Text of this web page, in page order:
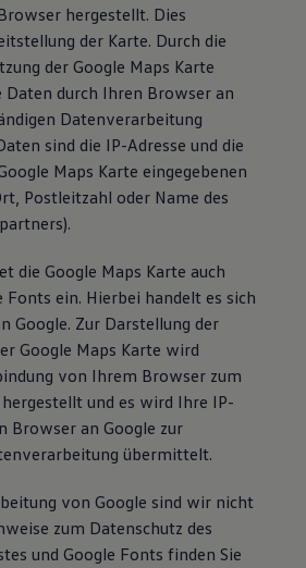
hergestellt. Dies
der Karte. Durch die
der Google Maps Karte
durch Ihren Browser an
Datenverarbeitung
sind die IP-Adresse und die
Maps Karte eingegebenen
Postleitzahl oder Name des
die Google Maps Karte auch
Fonts ein. Hierbei handelt es sich
Google. Zur Darstellung der
Google Maps Karte wird
von Ihrem Browser zum
und es wird Ihre IP-
Browser an Google zur
übermittelt.
von Google sind wir nicht
zum Datenschutz des
und Google Fonts finden Sie